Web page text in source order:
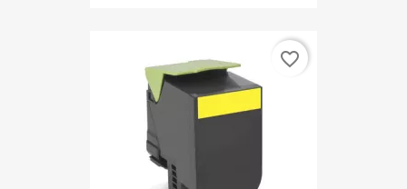
favorite_border